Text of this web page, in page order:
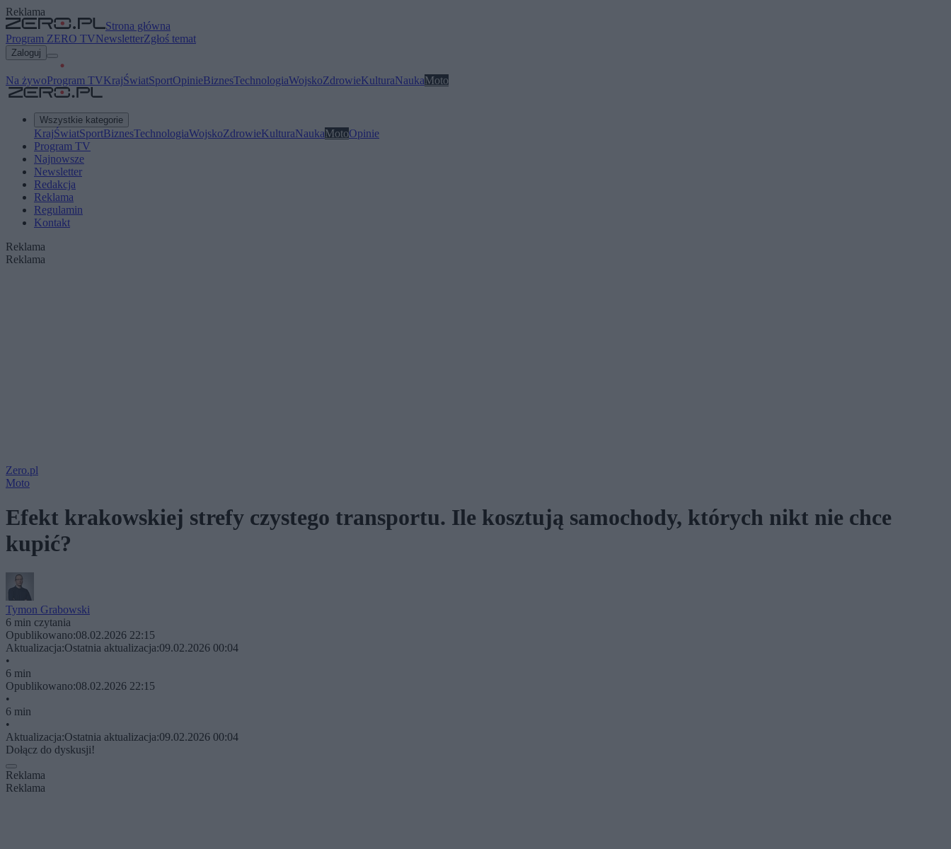
Reklama
Strona główna
Program ZERO TVNewsletterZgłoś temat
Zaloguj
Na żywoProgram TVKrajŚwiatSportOpinieBiznesTechnologiaWojskoZdrowieKulturaNaukaMoto
Wszystkie kategorie
KrajŚwiatSportBiznesTechnologiaWojskoZdrowieKulturaNaukaMotoOpinie
Program TV
Najnowsze
Newsletter
Redakcja
Reklama
Regulamin
Kontakt
Reklama
Reklama
Zero.pl
Moto
Efekt krakowskiej strefy czystego transportu. Ile kosztują samochody, których nikt nie chce
kupić?
Tymon Grabowski
6 min czytania
Opublikowano:08.02.2026 22:15
Aktualizacja:Ostatnia aktualizacja:09.02.2026 00:04
•
6 min
Opublikowano:08.02.2026 22:15
•
6 min
•
Aktualizacja:Ostatnia aktualizacja:09.02.2026 00:04
Dołącz do dyskusji!
Reklama
Reklama